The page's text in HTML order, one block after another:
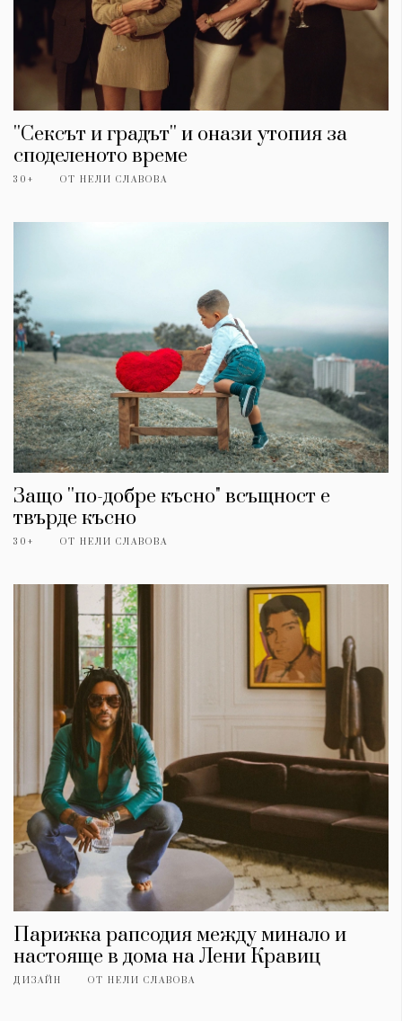
''Сексът и градът'' и онази утопия за
споделеното време
30+ ОТ НЕЛИ СЛАВОВА
Защо ''по-добре късно" всъщност е
твърде късно
30+ ОТ НЕЛИ СЛАВОВА
Парижка рапсодия между минало и
настояще в дома на Лени Кравиц
ДИЗАЙН ОТ НЕЛИ СЛАВОВА